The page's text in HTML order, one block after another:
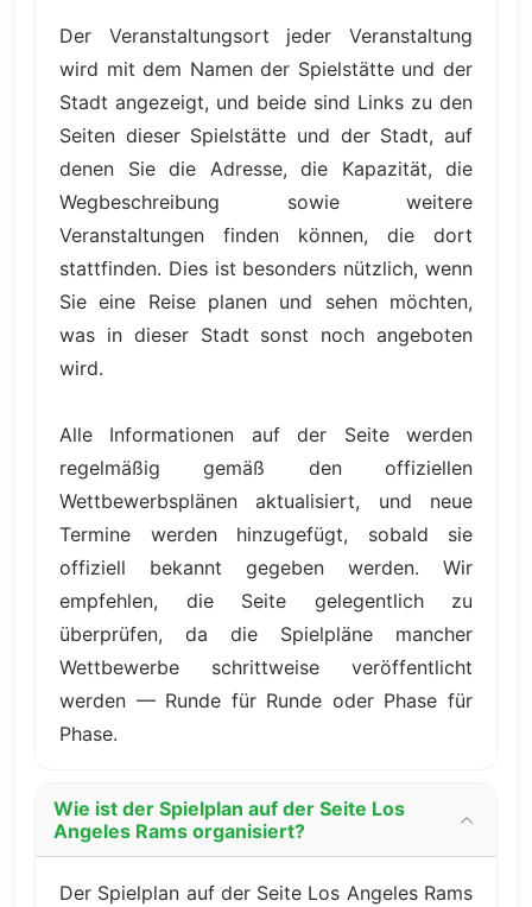
Der Veranstaltungsort jeder Veranstaltung
wird mit dem Namen der Spielstätte und der
Stadt angezeigt, und beide sind Links zu den
Seiten dieser Spielstätte und der Stadt, auf
denen Sie die Adresse, die Kapazität, die
Wegbeschreibung sowie weitere
Veranstaltungen finden können, die dort
stattfinden. Dies ist besonders nützlich, wenn
Sie eine Reise planen und sehen möchten,
was in dieser Stadt sonst noch angeboten
wird.
Alle Informationen auf der Seite werden
regelmäßig gemäß den offiziellen
Wettbewerbsplänen aktualisiert, und neue
Termine werden hinzugefügt, sobald sie
offiziell bekannt gegeben werden. Wir
empfehlen, die Seite gelegentlich zu
überprüfen, da die Spielpläne mancher
Wettbewerbe schrittweise veröffentlicht
werden — Runde für Runde oder Phase für
Phase.
Wie ist der Spielplan auf der Seite Los
Angeles Rams organisiert?
Der Spielplan auf der Seite Los Angeles Rams